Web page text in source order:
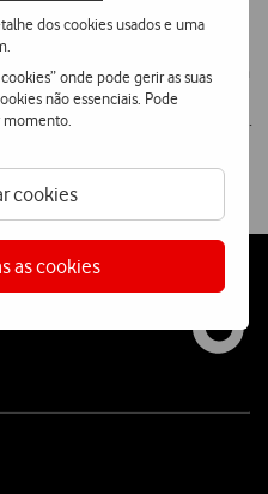
dos cookies usados e uma
onde pode gerir as suas
não essenciais. Pode
momento.
cookies
as cookies
com o Instituto
(IPPAR), com a UNESCO (via
soluções que permitam
de impacto no meio ambiente.